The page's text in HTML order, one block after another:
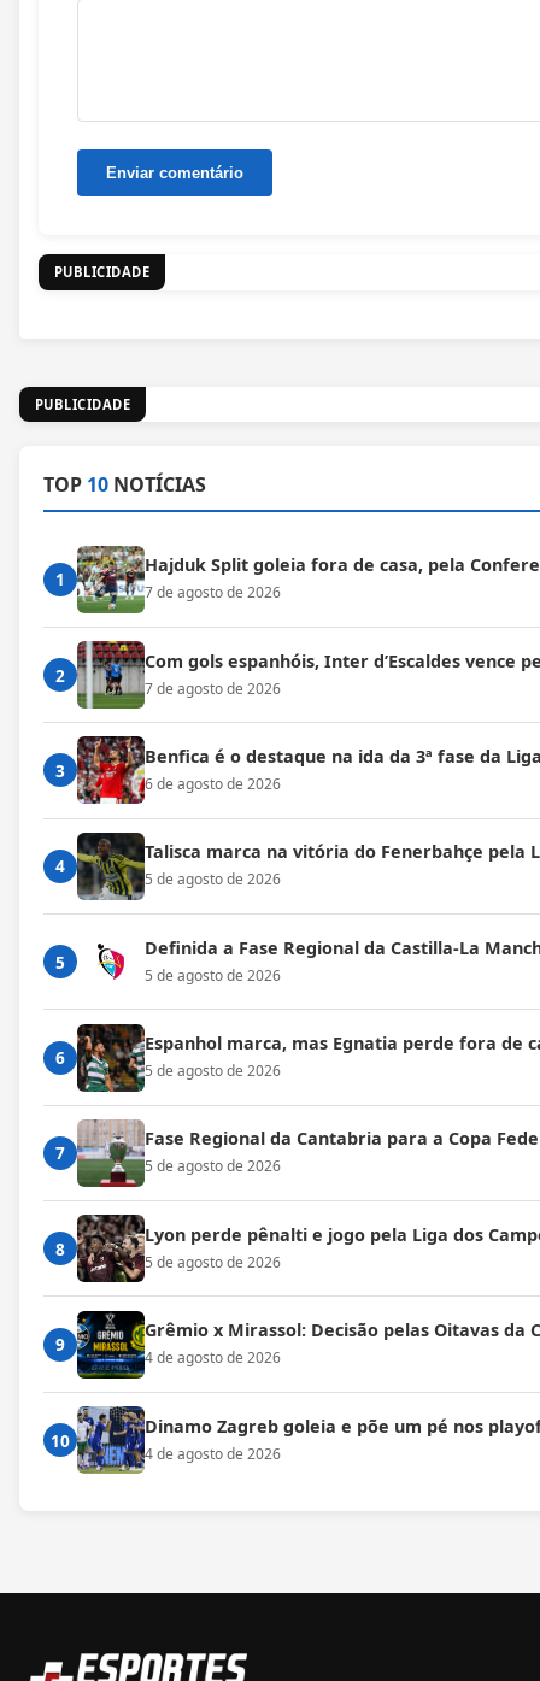
PUBLICIDADE
PUBLICIDADE
TOP 10 NOTÍCIAS
1
Hajduk Split goleia fora de casa, pela
7 de agosto de 2026
2
Com gols espanhóis, Inter d’Escaldes vence
7 de agosto de 2026
3
Benfica é o destaque na ida da 3ª fase da
6 de agosto de 2026
4
Talisca marca na vitória do Fenerbahçe pela
5 de agosto de 2026
5
Definida a Fase Regional da Castilla-La
5 de agosto de 2026
6
Espanhol marca, mas Egnatia perde fora de
5 de agosto de 2026
7
Fase Regional da Cantabria para a Copa
5 de agosto de 2026
8
Lyon perde pênalti e jogo pela Liga dos
5 de agosto de 2026
9
Grêmio x Mirassol: Decisão pelas Oitavas da
4 de agosto de 2026
10
Dinamo Zagreb goleia e põe um pé nos
4 de agosto de 2026